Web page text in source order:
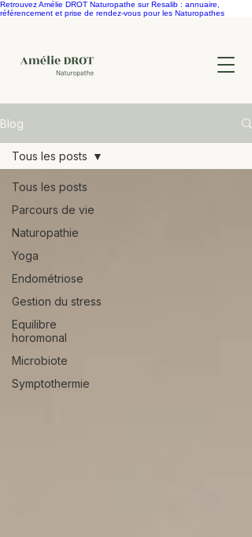
Retrouvez Amélie DROT Naturopathe sur Resalib : annuaire,
référencement et prise de rendez-vous pour les Naturopathes
Blog
Tous les posts
Parcours de vie
Naturopathie
Yoga
Endométriose
Gestion du stress
Equilibre
horomonal
Microbiote
Symptothermie
Tous les posts